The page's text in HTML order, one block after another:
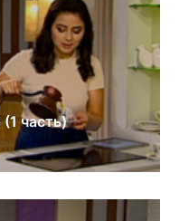
часть)